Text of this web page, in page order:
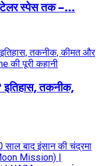
स्पेस तक –...
इतिहास, तकनीक,